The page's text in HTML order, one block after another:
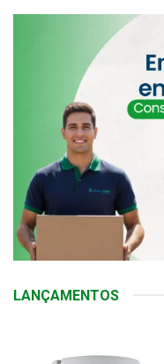
LANÇAMENTOS